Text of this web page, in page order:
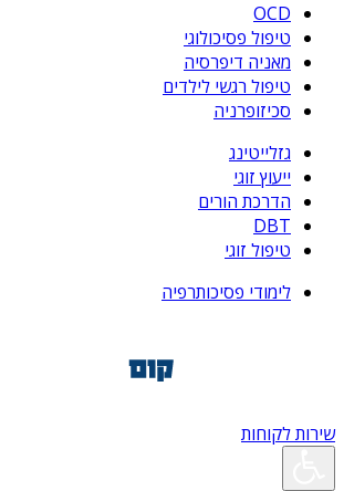
OCD
טיפול פסיכולוגי
מאניה דיפרסיה
טיפול רגשי לילדים
סכיזופרניה
גזלייטינג
ייעוץ זוגי
הדרכת הורים
DBT
טיפול זוגי
לימודי פסיכותרפיה
שירות לקוחות